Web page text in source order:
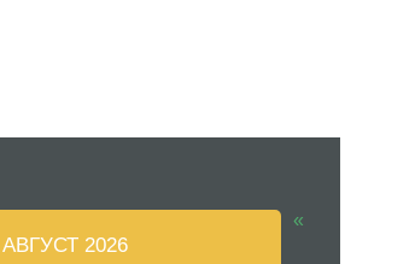
АВГУСТ 2026
«